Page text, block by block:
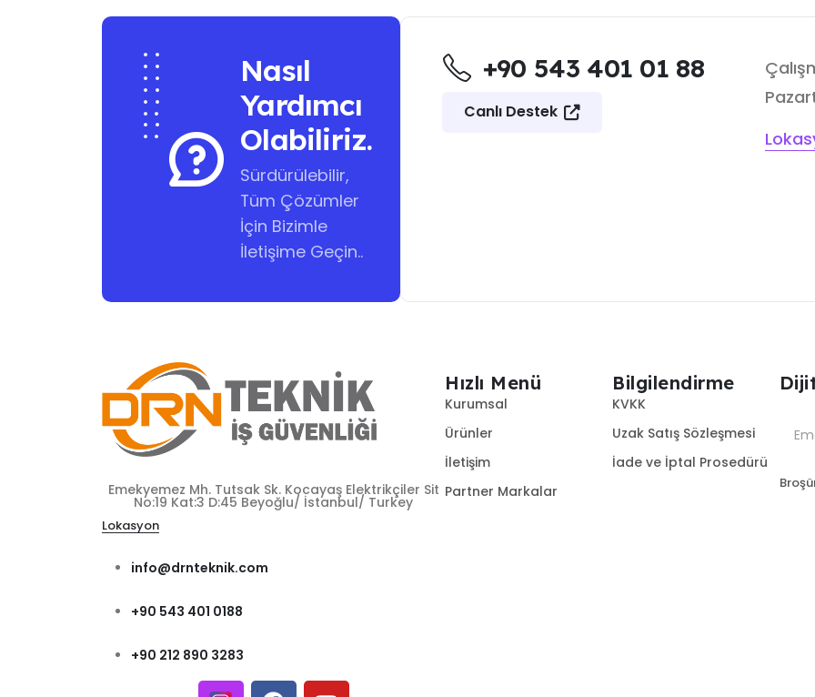
Nasıl
Yardımcı
Olabiliriz.
Sürdürülebilir,
Tüm Çözümler
İçin Bizimle
İletişime Geçin..
+90 543 401 01 88
Canlı Destek
Emekyemez Mh. Tutsak Sk. Kocayaş Elektrikçiler Sit
No:19 Kat:3 D:45 Beyoğlu/ İstanbul/ Turkey
Lokasyon
info@drnteknik.com
+90 543 401 0188
+90 212 890 3283
Hızlı Menü
Kurumsal
Ürünler
İletişim
Partner Markalar
Bilgilendirme
KVKK
Uzak Satış Sözleşmesi
İade ve İptal Prosedürü